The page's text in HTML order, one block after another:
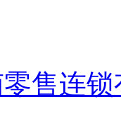
售连